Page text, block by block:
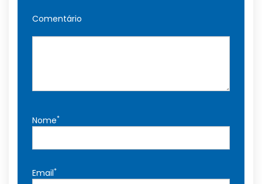
Comentário
Nome*
Email*